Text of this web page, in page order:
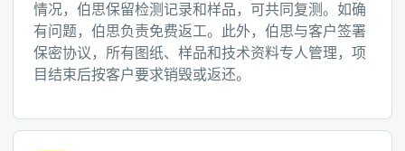
情况，伯思保留检测记录和样品，可共同复测。如确
有问题，伯思负责免费返工。此外，伯思与客户签署
保密协议，所有图纸、样品和技术资料专人管理，项
目结束后按客户要求销毁或返还。